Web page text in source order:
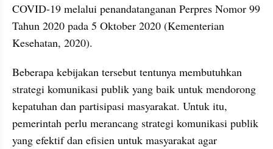
COVID-19 melalui penandatanganan Perpres Nomor 99
Tahun 2020 pada 5 Oktober 2020 (Kementerian
Kesehatan, 2020).
Beberapa kebijakan tersebut tentunya membutuhkan
strategi komunikasi publik yang baik untuk mendorong
kepatuhan dan partisipasi masyarakat. Untuk itu,
pemerintah perlu merancang strategi komunikasi publik
yang efektif dan efisien untuk masyarakat agar